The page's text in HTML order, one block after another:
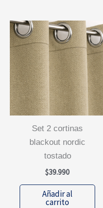
set 2 cortinas
blackout nordic
tostado
$39.990
Añadir al
carrito